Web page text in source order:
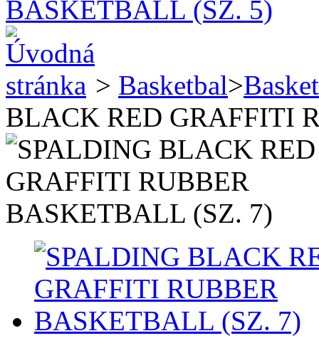
> Basketbal>
BLACK RED GRAFFITI